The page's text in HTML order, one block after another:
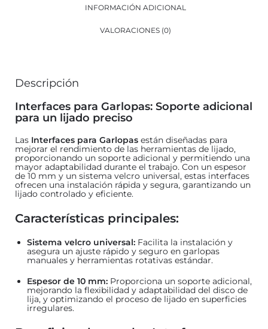
INFORMACIÓN ADICIONAL
VALORACIONES (0)
Descripción
Interfaces para Garlopas: Soporte adicional
para un lijado preciso
Las Interfaces para Garlopas están diseñadas para
mejorar el rendimiento de las herramientas de lijado,
proporcionando un soporte adicional y permitiendo una
mayor adaptabilidad durante el trabajo. Con un espesor
de 10 mm y un sistema velcro universal, estas interfaces
ofrecen una instalación rápida y segura, garantizando un
lijado controlado y eficiente.
Características principales:
Sistema velcro universal: Facilita la instalación y
asegura un ajuste rápido y seguro en garlopas
manuales y herramientas rotativas estándar.
Espesor de 10 mm: Proporciona un soporte adicional,
mejorando la flexibilidad y adaptabilidad del disco de
lija, y optimizando el proceso de lijado en superficies
irregulares.